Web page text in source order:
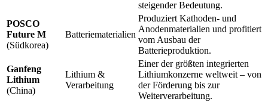
steigender Bedeutung.
POSCO
Future M
(Südkorea)
Batteriematerialien
Produziert Kathoden- und
Anodenmaterialien und profitiert
vom Ausbau der
Batterieproduktion.
Ganfeng
Lithium
(China)
Lithium &
Verarbeitung
Einer der größten integrierten
Lithiumkonzerne weltweit – von
der Förderung bis zur
Weiterverarbeitung.